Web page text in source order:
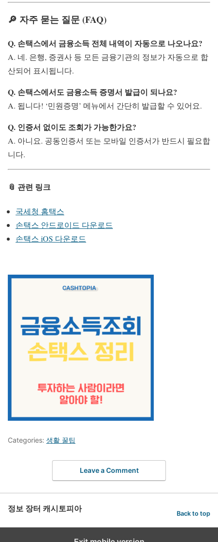
🔎 자주 묻는 질문 (FAQ)
Q. 손택스에서 금융소득 전체 내역이 자동으로 나오나요?
A. 네. 은행, 증권사 등 모든 금융기관의 정보가 자동으로 합
산되어 표시됩니다.
Q. 손택스에서도 금융소득 증명서 발급이 되나요?
A. 됩니다! ‘민원증명’ 메뉴에서 간단히 발급할 수 있어요.
Q. 인증서 없이도 조회가 가능한가요?
A. 아니요. 공동인증서 또는 모바일 인증서가 반드시 필요합
니다.
📎 관련 링크
국세청 홈택스
손택스 안드로이드 다운로드
손택스 iOS 다운로드
Categories: 생활 꿀팁
Leave a Comment
정보 장터 캐시토피아 Back to top